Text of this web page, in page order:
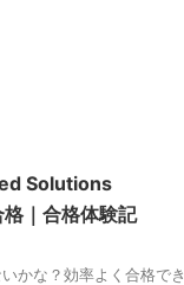
Solutions
｜合格体験記
かな？効率よく合格でき